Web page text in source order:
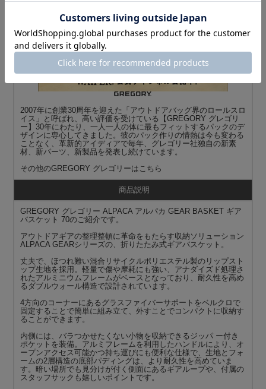
商品名
GREGORY グレゴリー
ALPACA アルパカ GEAR BASKET ギアバスケット 70
2007年に創業30周年を迎えた「アウトドアバッグ界のロールスロ
イス」と呼ばれ、高い評価を受けている【GREGORY グレゴリ
ー】30年にわたり、一人一人の体に最もフィットするパックのデ
ザインに専心してきました。彼のパック作りの情熱は今も変わる
ことなく、革新的アイディアで毎年、グレゴリー社独自の新素
材、新パーツ、新製品を発表し続けています。
その他のGREGORY グレゴリーはこちら
商品説明
GREGORY グレゴリー ALPACA アルパカ GEAR BASKET ギア
バスケット 70のご紹介です。
アウトドアギアの整理整頓に革命をもたらす収納ソリューション
ALPACA GEARシリーズの、折りたたみ式ギアバスケット。
丈夫で、ほつれ難い混合リサイクルポリエステル製のリップスト
ップ生地を採用。軽量で傷や摩耗にも強い、アナダイズド処理さ
れたアルミニウムフレームがベースとなっており、耐久性を高め
るダブルウォール構造で設計されています。
4方向のコーナーにあるグラスファイバーサポートをベルクロで
固定することで簡単に組み立て、外すことでコンパクトに収納す
ることができます。
内側には、バラつかせたくない小物を収納できるジッパ ー付き
ポケットを装備。アルミフレームを利用したハンドルにより、オ
ープンアクセス可能かつ持ち運びにも便利な仕様で、生地とフォ
ームの2層構造の底部パディングは、より耐久性を高めていま
す。暗い場所でも見分けが付く側面にあるギアループや、付属の
スタッフサックも嬉しいポイントです。